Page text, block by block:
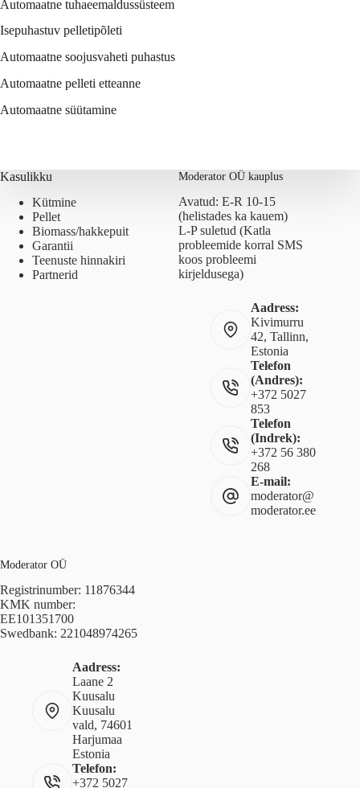
Automaatne tuhaeemaldussüsteem
Isepuhastuv pelletipõleti
Automaatne soojusvaheti puhastus
Automaatne pelleti etteanne
Automaatne süütamine
Kasulikku
Kütmine
Pellet
Biomass/hakkepuit
Garantii
Teenuste hinnakiri
Partnerid
Moderator OÜ kauplus
Avatud: E-R 10-15
(helistades ka kauem)
L-P suletud (Katla
probleemide korral SMS
koos probleemi
kirjeldusega)
Aadress:
Kivimurru
42, Tallinn,
Estonia
Telefon
(Andres):
+372 5027
853
Telefon
(Indrek):
+372 56 380
268
E-mail:
moderator@
moderator.ee
Moderator OÜ
Registrinumber: 11876344
KMK number:
EE101351700
Swedbank: 221048974265
Aadress:
Laane 2
Kuusalu
Kuusalu
vald, 74601
Harjumaa
Estonia
Telefon:
+372 5027